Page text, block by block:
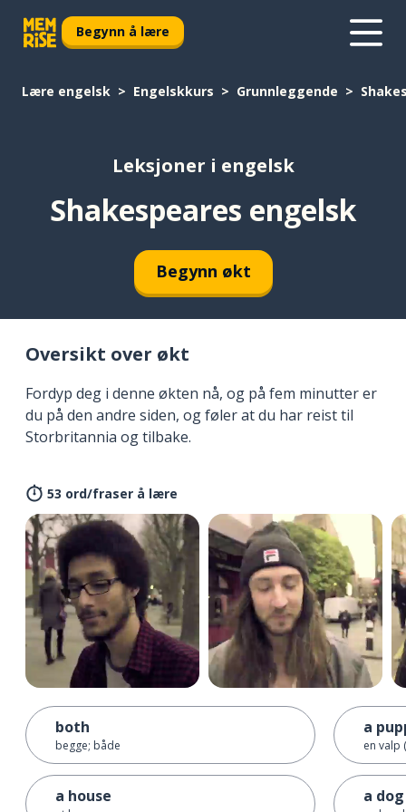
Begynn å lære
Lære engelsk Engelskkurs Grunnleggende
Leksjoner i engelsk
Shakespeares engelsk
Begynn økt
Oversikt over økt
Fordyp deg i denne økten nå, og på fem minutter er
du på den andre siden, og føler at du har reist til
Storbritannia og tilbake.
53 ord/fraser å lære
both
begge; både
a house
a
en valp
a dog